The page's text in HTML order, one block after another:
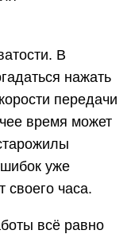
В
нажать
передачи
время может
уже
своего часа.
всё равно